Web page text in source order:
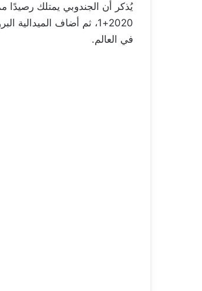
يُذكر أن الجندوبي يمتلك رصيدًا
في العالم.